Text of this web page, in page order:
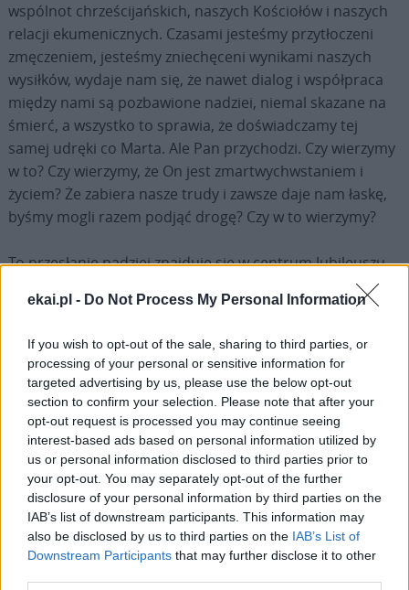
ekai.pl - Do Not Process My Personal Information
If you wish to opt-out of the sale, sharing to third parties, or
processing of your personal or sensitive information for
targeted advertising by us, please use the below opt-out
section to confirm your selection. Please note that after your
opt-out request is processed you may continue seeing
interest-based ads based on personal information utilized by
us or personal information disclosed to third parties prior to
your opt-out. You may separately opt-out of the further
disclosure of your personal information by third parties on the
IAB’s list of downstream participants. This information may
also be disclosed by us to third parties on the IAB’s List of
Downstream Participants that may further disclose it to other
wspólnot chrześcijańskich, naszych Kościołów i naszych
relacji ekumenicznych. Czasami jesteśmy przytłoczeni
zmęczeniem, jesteśmy zniechęceni wynikami naszych
wysiłków, wydaje nam się, że nawet dialog i współpraca
między nami są pozbawione nadziei, niemal skazane na
śmierć, a wszystko to sprawia, że doświadczamy tej
samej udręki co Marta. Ale Pan przychodzi. Czy wierzymy
w to? Czy wierzymy, że On jest zmartwychwstaniem i
życiem? Że zabiera nasze trudy i zawsze daje nam łaskę,
byśmy mogli razem podjąć drogę? Czy w to wierzymy?
To przesłanie nadziei znajduje się w centrum Jubileuszu,
który rozpoczęliśmy. Apostoł Paweł, którego nawrócenie
do Chrystusa dziś wspominamy, powiedział do
ponieważ miłość Boża rozlana jest w sercach naszych
przez Ducha Świętego, który został nam dany” ( Rz5, 5).
Wszyscy, wszyscy! otrzymaliśmy tego samego Ducha i to
jest fundamentem naszej drogi ekumenicznej. Na tej
drodze prowadzi nas Duch Święty. To nie praktyczne
rzeczy, abyśmy się mogli lepiej zrozumieć. Nie, jest to
Duch i musimy iść pod przewodnictwem tego Ducha.
A obecny Jubileuszowy Rok Nadziei, obchodzony przez
Kościół Katolicki, zbiega się z rocznicą o wielkim
znaczeniu dla wszystkich chrześcijan: 1700. rocznicą